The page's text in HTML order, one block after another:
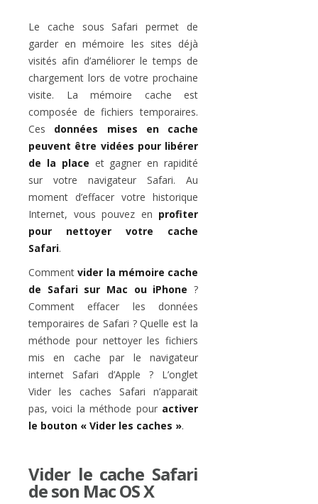
Le cache sous Safari permet de
garder en mémoire les sites déjà
visités afin d’améliorer le temps de
chargement lors de votre prochaine
visite. La mémoire cache est
composée de fichiers temporaires.
Ces données mises en cache
peuvent être vidées pour libérer
de la place et gagner en rapidité
sur votre navigateur Safari. Au
moment d’effacer votre historique
Internet, vous pouvez en profiter
pour nettoyer votre cache
Safari.
Commentvider la mémoire cache
de Safari sur Mac ou iPhone ?
Comment effacer les données
temporaires de Safari ? Quelle est la
méthode pour nettoyer les fichiers
mis en cache par le navigateur
internet Safari d’Apple ? L’onglet
Vider les caches Safari n’apparait
pas, voici la méthode pour activer
le bouton « Vider les caches ».
Vider le cache Safari
de son Mac OS X